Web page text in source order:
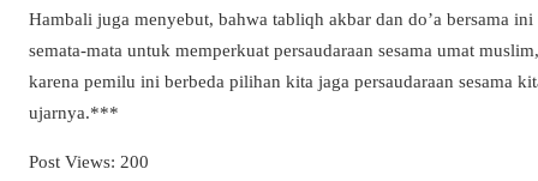
Hambali juga menyebut, bahwa tabliqh akbar dan do’a bersama
semata-mata untuk memperkuat persaudaraan sesama umat
karena pemilu ini berbeda pilihan kita jaga persaudaraan sesama
ujarnya.***
Post Views: 200